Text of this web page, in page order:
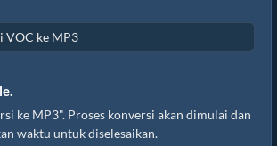
ke MP3". Proses konversi akan dimulai dan
waktu untuk diselesaikan.